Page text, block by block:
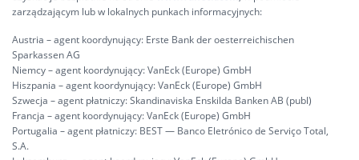
zarządzającym lub w lokalnych punkach informacyjnych:
Austria – agent koordynujący: Erste Bank der oesterreichischen
Sparkassen AG
Niemcy – agent koordynujący: VanEck (Europe) GmbH
Hiszpania – agent koordynujący: VanEck (Europe) GmbH
Szwecja – agent płatniczy: Skandinaviska Enskilda Banken AB (publ)
Francja – agent koordynujący: VanEck (Europe) GmbH
Portugalia – agent płatniczy: BEST — Banco Eletrónico de Serviço Total,
S.A.